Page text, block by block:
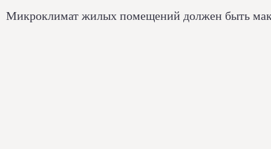
Микроклимат жилых помещений должен быть